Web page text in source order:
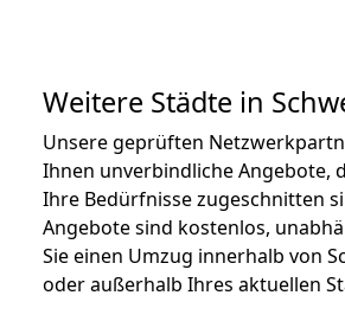
Weitere Städte in
Unsere geprüften
Ihnen unverbindliche Angebote,
Ihre Bedürfnisse zugeschnitten
Angebote sind kostenlos,
Sie einen Umzug innerhalb von
oder außerhalb Ihres aktuellen